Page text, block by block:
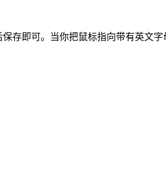
存即可。当你把鼠标指向带有英文